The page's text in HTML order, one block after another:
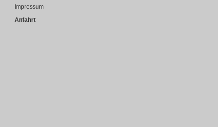
Impressum
Anfahrt